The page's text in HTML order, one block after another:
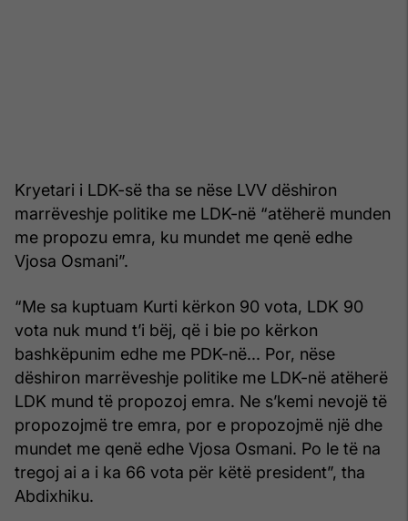
Kryetari i LDK-së tha se nëse LVV dëshiron
marrëveshje politike me LDK-në “atëherë munden
me propozu emra, ku mundet me qenë edhe
Vjosa Osmani”.
“Me sa kuptuam Kurti kërkon 90 vota, LDK 90
vota nuk mund t’i bëj, që i bie po kërkon
bashkëpunim edhe me PDK-në... Por, nëse
dëshiron marrëveshje politike me LDK-në atëherë
LDK mund të propozoj emra. Ne s’kemi nevojë të
propozojmë tre emra, por e propozojmë një dhe
mundet me qenë edhe Vjosa Osmani. Po le të na
tregoj ai a i ka 66 vota për këtë president”, tha
Abdixhiku.